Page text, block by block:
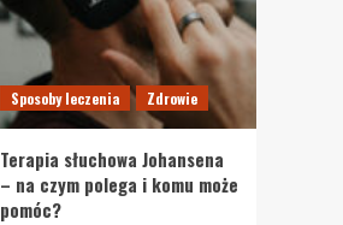
Sposoby leczenia Zdrowie
Terapia słuchowa Johansena
– na czym polega i komu może
pomóc?